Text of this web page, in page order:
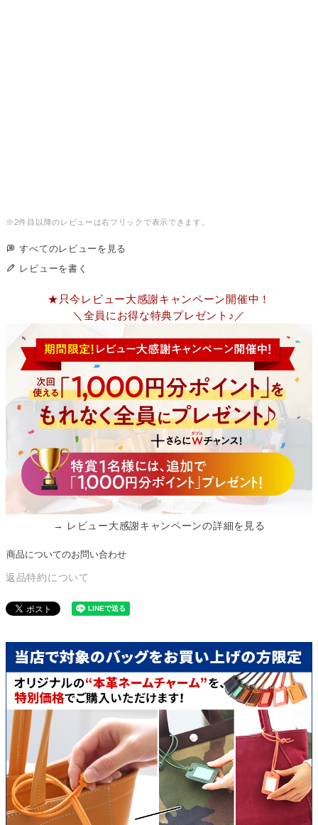
すべてのレビューを見る
レビューを書く
★只今レビュー大感謝キャンペーン開催中！
＼全員にお得な特典プレゼント♪／
→ レビュー大感謝キャンペーンの詳細を見る
商品についてのお問い合わせ
返品特約について